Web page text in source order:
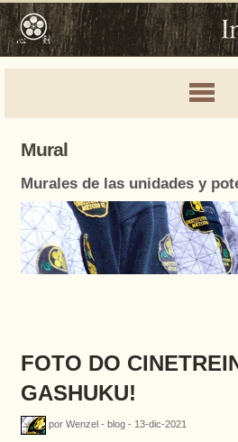
Mural
Murales de las unidades y
FOTO DO
GASHUKU!
por Wenzel - blog - 13-dic-2021